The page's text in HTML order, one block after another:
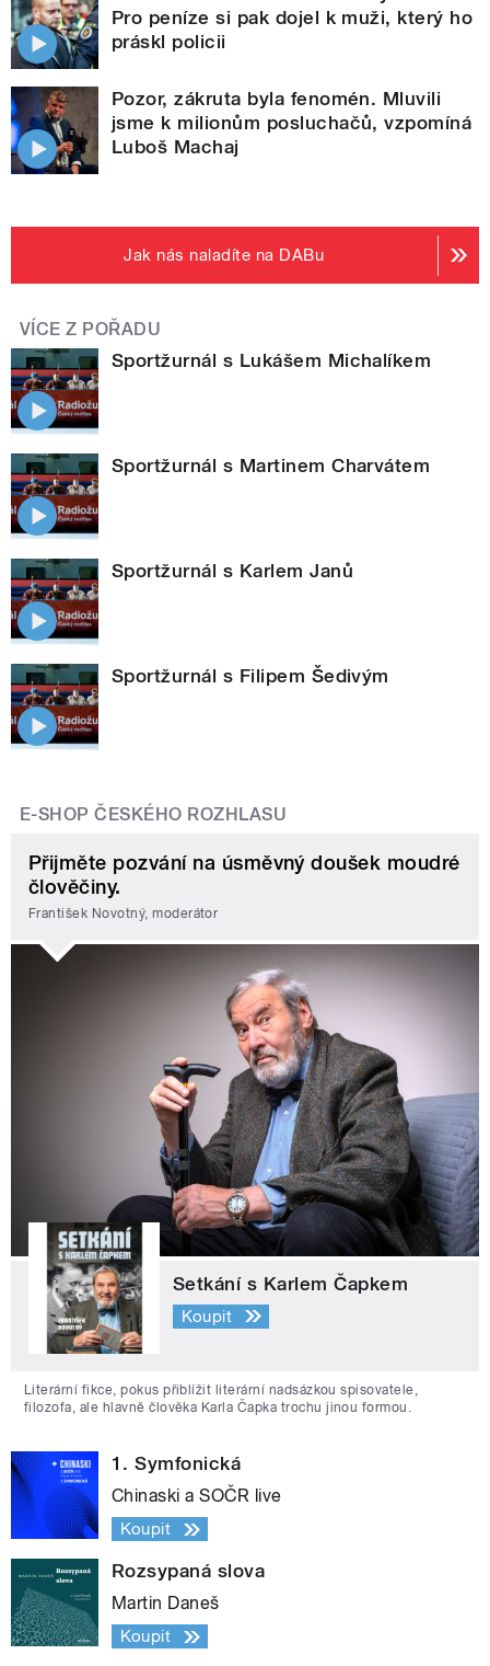
Pro peníze si pak dojel k muži, který ho
práskl policii
Pozor, zákruta byla fenomén. Mluvili
jsme k milionům posluchačů, vzpomíná
Luboš Machaj
Jak nás naladíte na DABu
VÍCE Z POŘADU
Sportžurnál s Lukášem Michalíkem
Sportžurnál s Martinem Charvátem
Sportžurnál s Karlem Janů
Sportžurnál s Filipem Šedivým
E-SHOP ČESKÉHO ROZHLASU
Přijměte pozvání na úsměvný doušek moudré
člověčiny.
František Novotný, moderátor
Setkání s Karlem Čapkem
Koupit
Literární fikce, pokus přiblížit literární nadsázkou spisovatele,
filozofa, ale hlavně člověka Karla Čapka trochu jinou formou.
1. Symfonická
Chinaski a SOČR live
Koupit
Rozsypaná slova
Martin Daneš
Koupit